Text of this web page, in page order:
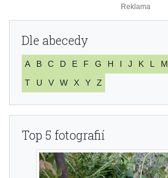
Dle abecedy
A B C D E F G H I J K L M
T
U V W X Y Z
Top 5 fotografií